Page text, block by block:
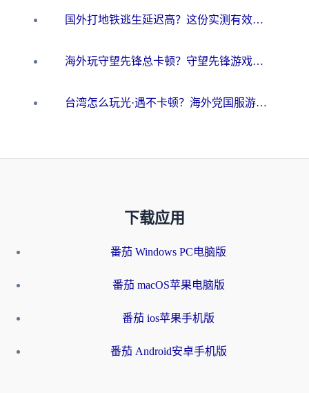
国外打地铁逃生延迟高？这份实测有效的低延迟指南帮你吃鸡
海外玩守望先锋总卡顿？守望先锋游戏加速器在哪里买&避坑指南（附欧洲非洲游戏实测）
台湾怎么玩光·遇不卡顿？海外党国服游戏加速终极攻略（附实测体验）
下载应用
番茄 Windows PC电脑版
番茄 macOS苹果电脑版
番茄 ios苹果手机版
番茄 Android安卓手机版